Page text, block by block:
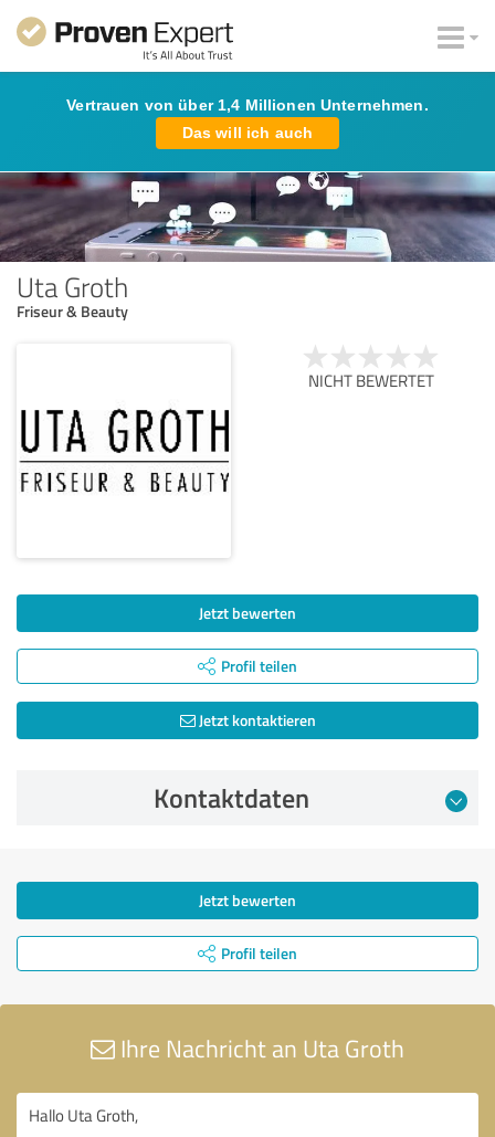
Vertrauen von über 1,4 Millionen Unternehmen.
Das will ich auch
Uta Groth
Friseur & Beauty
NICHT BEWERTET
Jetzt bewerten
Profil teilen
Jetzt kontaktieren
Kontaktdaten
Jetzt bewerten
Profil teilen
Ihre Nachricht an Uta Groth